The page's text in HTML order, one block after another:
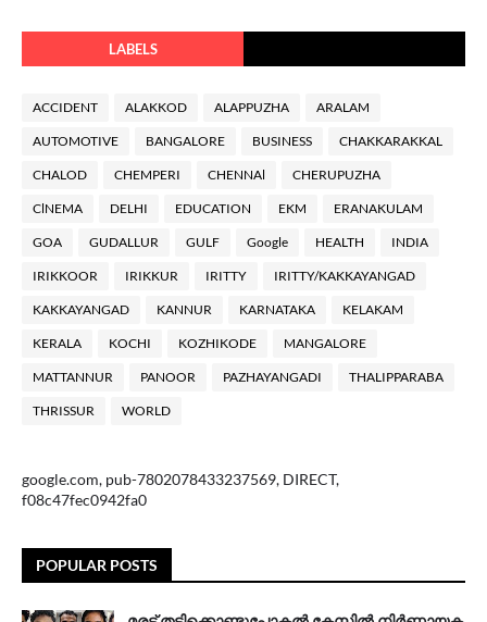
LABELS
ACCIDENT ALAKKOD ALAPPUZHA ARALAM
AUTOMOTIVE BANGALORE BUSINESS CHAKKARAKKAL
CHALOD CHEMPERI CHENNAl CHERUPUZHA
ClNEMA DELHI EDUCATION EKM ERANAKULAM
GOA GUDALLUR GULF Google HEALTH INDIA
IRIKKOOR IRIKKUR IRITTY IRITTY/KAKKAYANGAD
KAKKAYANGAD KANNUR KARNATAKA KELAKAM
KERALA KOCHI KOZHIKODE MANGALORE
MATTANNUR PANOOR PAZHAYANGADI THALIPPARABA
THRISSUR WORLD
google.com, pub-7802078433237569, DIRECT,
f08c47fec0942fa0
POPULAR POSTS